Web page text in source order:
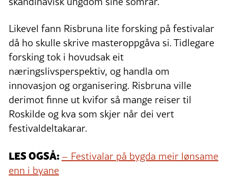
Likevel fann Risbruna lite forsking på festivalar
då ho skulle skrive masteroppgåva si. Tidlegare
forsking tok i hovudsak eit
næringslivsperspektiv, og handla om
innovasjon og organisering. Risbruna ville
derimot finne ut kvifor så mange reiser til
Roskilde og kva som skjer når dei vert
festivaldeltakarar.
LES OGSÅ:– Festivalar på bygda meir lønsame
enn i byane